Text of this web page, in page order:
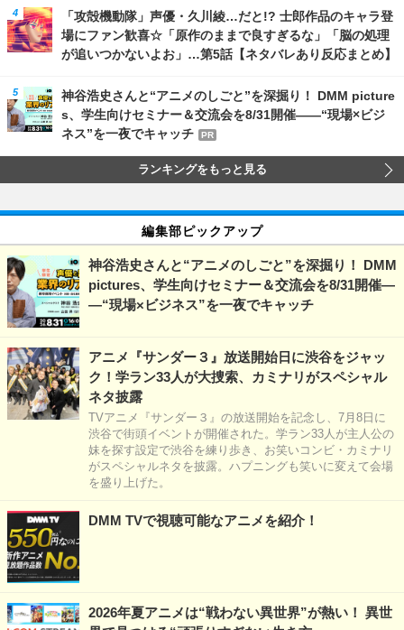
「攻殻機動隊」声優・久川綾…だと!? 士郎作品のキャラ登
場にファン歓喜☆「原作のままで良すぎるな」「脳の処理
が追いつかないよお」…第5話【ネタバレあり反応まとめ】
神谷浩史さんと“アニメのしごと”を深掘り！ DMM picture
s、学生向けセミナー＆交流会を8/31開催――“現場×ビジ
ネス”を一夜でキャッチ
PR
ランキングをもっと見る
編集部ピックアップ
神谷浩史さんと“アニメのしごと”を深掘り！ DMM
pictures、学生向けセミナー＆交流会を8/31開催―
―“現場×ビジネス”を一夜でキャッチ
アニメ『サンダー３』放送開始日に渋谷をジャッ
ク！学ラン33人が大捜索、カミナリがスペシャル
ネタ披露
TVアニメ『サンダー３』の放送開始を記念し、7月8日に
渋谷で街頭イベントが開催された。学ラン33人が主人公の
妹を探す設定で渋谷を練り歩き、お笑いコンビ・カミナリ
がスペシャルネタを披露。ハプニングも笑いに変えて会場
を盛り上げた。
DMM TVで視聴可能なアニメを紹介！
2026年夏アニメは“戦わない異世界”が熱い！ 異世